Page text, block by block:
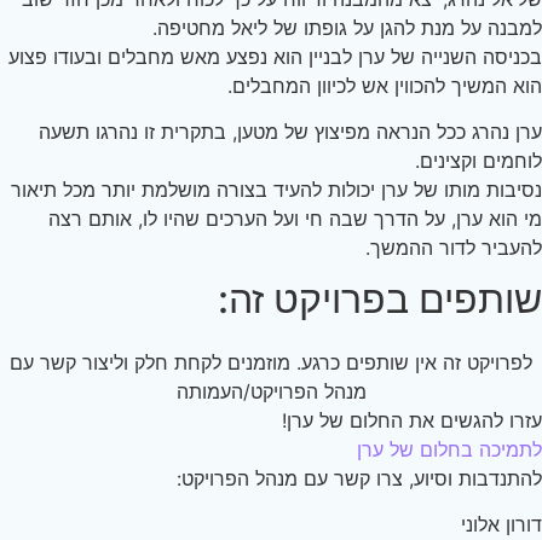
על מנת להגן על גופתו של ליאל מחטיפה.
השנייה של ערן לבניין הוא נפצע מאש מחבלים ובעודו פצוע
המשיך להכווין אש לכיוון המחבלים.
נהרג ככל הנראה מפיצוץ של מטען, בתקרית זו נהרגו תשעה
וקצינים.
מותו של ערן יכולות להעיד בצורה מושלמת יותר מכל תיאור
הוא ערן, על הדרך שבה חי ועל הערכים שהיו לו, אותם רצה
לדור ההמשך.
בפרויקט זה:
זה אין שותפים כרגע. מוזמנים לקחת חלק וליצור קשר עם
מנהל הפרויקט/העמותה
להגשים את החלום של ערן!
בחלום של ערן
וסיוע, צרו קשר עם מנהל הפרויקט:
אלוני